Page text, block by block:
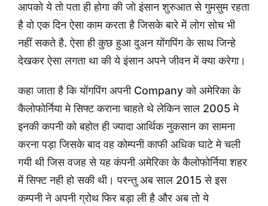
आपको ये तो पता ही होगा की जो इंसान शुरुआत से गुमसुम रहता
है वो एक दिन ऐसा काम करता है जिसके बारे में लोग सोच भी
नहीं सकते है. ऐसा ही कुछ हुआ दुअन योंगपिंग के साथ जिन्हे
देखकर ऐसा लगता था की ये इंसान अपने जीवन में क्या करेगा।
कहा जाता है कि योंगपिंग अपनी Company को अमेरिका के
कैलोफोर्निया मे सिफ्ट कराना चाहते थे लेकिन साल 2005 मे
इनकी कपनी को बहोत ही ज्यादा आर्थिक नुकसान का सामना
करना पड़ा जिसके बाद वह कोम्पनी काफी अधिक घाटे मे चली
गयी थी जिस वजह से यह कंपनी अमेरिका के कैलोफोर्निया शहर
में सिफ्ट नही हो सकी थी। परन्तु अब साल 2015 से इस
कम्पनी ने अपनी ग्रोथ फिर बड़ा ली है और अब तो ये